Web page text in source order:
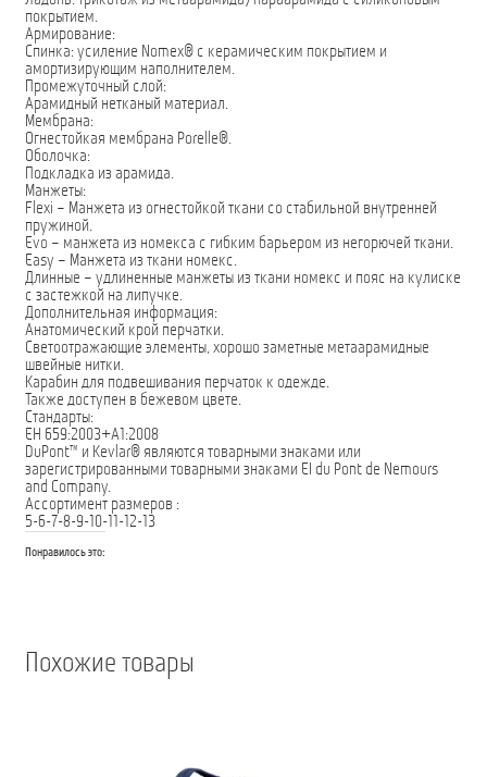
покрытием.
Армирование:
Спинка: усиление Nomex® с керамическим покрытием и
амортизирующим наполнителем.
Промежуточный слой:
Арамидный нетканый материал.
Мембрана:
Огнестойкая мембрана Porelle®.
Оболочка:
Подкладка из арамида.
Манжеты:
Flexi – Манжета из огнестойкой ткани со стабильной внутренней
пружиной.
Evo – манжета из номекса с гибким барьером из негорючей ткани.
Easy – Манжета из ткани номекс.
Длинные – удлиненные манжеты из ткани номекс и пояс на кулиске
с застежкой на липучке.
Дополнительная информация:
Анатомический крой перчатки.
Светоотражающие элементы, хорошо заметные метаарамидные
швейные нитки.
Карабин для подвешивания перчаток к одежде.
Также доступен в бежевом цвете.
Стандарты:
ЕН 659:2003+А1:2008
DuPont™ и Kevlar® являются товарными знаками или
зарегистрированными товарными знаками EI du Pont de Nemours
and Company.
Ассортимент размеров :
5-6-7-8-9-10-11-12-13
Понравилось это:
Похожие товары